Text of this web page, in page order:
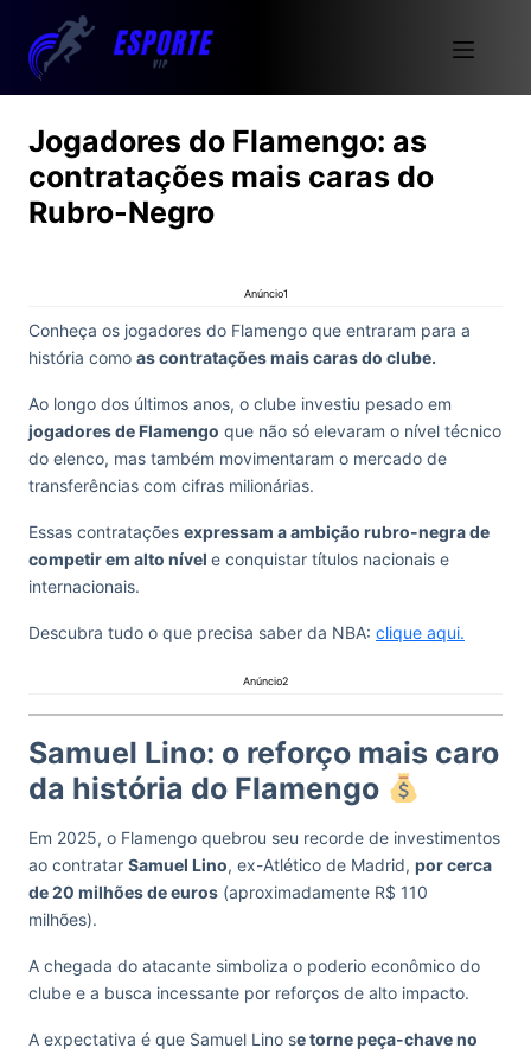
Jogadores do Flamengo: as
contratações mais caras do
Rubro-Negro
Anúncio1
Conheça os jogadores do Flamengo que entraram para a
história como as contratações mais caras do clube.
Ao longo dos últimos anos, o clube investiu pesado em
jogadores de Flamengo que não só elevaram o nível técnico
do elenco, mas também movimentaram o mercado de
transferências com cifras milionárias.
Essas contratações expressam a ambição rubro-negra de
competir em alto nível e conquistar títulos nacionais e
internacionais.
Descubra tudo o que precisa saber da NBA: clique aqui.
Anúncio2
Samuel Lino: o reforço mais caro
da história do Flamengo
Em 2025, o Flamengo quebrou seu recorde de investimentos
ao contratar Samuel Lino, ex-Atlético de Madrid, por cerca
de 20 milhões de euros (aproximadamente R$ 110
milhões).
A chegada do atacante simboliza o poderio econômico do
clube e a busca incessante por reforços de alto impacto.
A expectativa é que Samuel Lino se torne peça-chave no